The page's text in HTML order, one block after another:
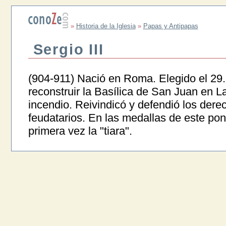
» Historia de la Iglesia» Papas y Antipapas
Sergio III
(904-911) Nació en Roma. Elegido el
reconstruir la Basílica de San Juan en
incendio. Reivindicó y defendió los
feudatarios. En las medallas de este
primera vez la "tiara".